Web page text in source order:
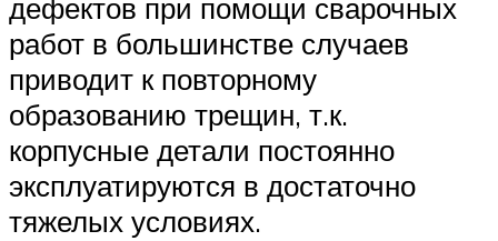
дефектов при помощи сварочных
работ в большинстве случаев
приводит к повторному
образованию трещин, т.к.
корпусные детали постоянно
эксплуатируются в достаточно
тяжелых условиях.